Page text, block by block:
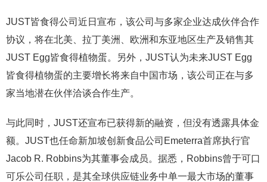
JUST皆食得公司近日宣布，该公司与多家企业达成伙伴合作
协议，将在北美、拉丁美洲、欧洲和东亚地区生产及销售其
JUST Egg皆食得植物蛋。另外，JUST认为未来JUST Egg
皆食得植物蛋的主要增长将来自中国市场，该公司正在与多
家当地潜在伙伴洽谈合作生产。
与此同时，JUST还宣布已获得新的融资，但没有透露具体金
额。JUST也任命新加坡创新食品公司Emeterra首席执行官
Jacob R. Robbins为其董事会成员。据悉，Robbins曾于可口
可乐公司任职，是其全球供应链业务中单一最大市场的董事